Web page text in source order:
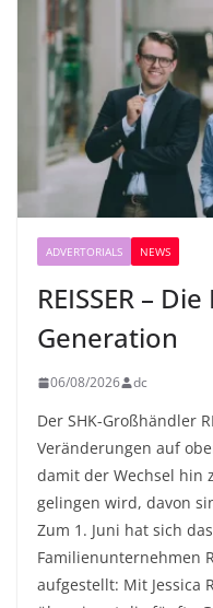
ADVERTORIALS NEWS
REISSER –
Generation
06/08/2026 dc
Der SHK-Großhändler
Veränderungen auf
damit der Wechsel hin
gelingen wird, davon
Zum 1. Juni hat sich
Familienunternehmen
aufgestellt: Mit Jessica